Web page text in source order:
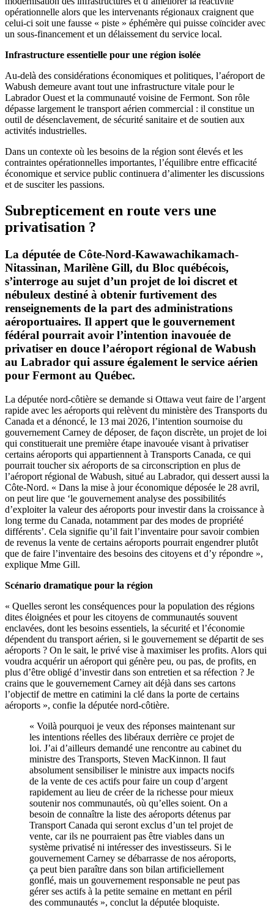
opérationnelle alors que les intervenants régionaux craignent que
celui-ci soit une fausse « piste » éphémère qui puisse coïncider avec
un sous-financement et un délaissement du service local.
Infrastructure essentielle pour une région isolée
Au-delà des considérations économiques et politiques, l’aéroport de
Wabush demeure avant tout une infrastructure vitale pour le
Labrador Ouest et la communauté voisine de Fermont. Son rôle
dépasse largement le transport aérien commercial : il constitue un
outil de désenclavement, de sécurité sanitaire et de soutien aux
activités industrielles.
Dans un contexte où les besoins de la région sont élevés et les
contraintes opérationnelles importantes, l’équilibre entre efficacité
économique et service public continuera d’alimenter les discussions
et de susciter les passions.
Subrepticement en route vers une
privatisation ?
La députée de Côte-Nord-Kawawachikamach-
Nitassinan, Marilène Gill, du Bloc québécois,
s’interroge au sujet d’un projet de loi discret et
nébuleux destiné à obtenir furtivement des
renseignements de la part des administrations
aéroportuaires. Il appert que le gouvernement
fédéral pourrait avoir l’intention inavouée de
privatiser en douce l’aéroport régional de Wabush
au Labrador qui assure également le service aérien
pour Fermont au Québec.
La députée nord-côtière se demande si Ottawa veut faire de l’argent
rapide avec les aéroports qui relèvent du ministère des Transports du
Canada et a dénoncé, le 13 mai 2026, l’intention sournoise du
gouvernement Carney de déposer, de façon discrète, un projet de loi
qui constituerait une première étape inavouée visant à privatiser
certains aéroports qui appartiennent à Transports Canada, ce qui
pourrait toucher six aéroports de sa circonscription en plus de
l’aéroport régional de Wabush, situé au Labrador, qui dessert aussi la
Côte-Nord. « Dans la mise à jour économique déposée le 28 avril,
on peut lire que ‘le gouvernement analyse des possibilités
d’exploiter la valeur des aéroports pour investir dans la croissance à
long terme du Canada, notamment par des modes de propriété
différents’. Cela signifie qu’il fait l’inventaire pour savoir combien
de revenus la vente de certains aéroports pourrait engendrer plutôt
que de faire l’inventaire des besoins des citoyens et d’y répondre »,
explique Mme Gill.
Scénario dramatique pour la région
« Quelles seront les conséquences pour la population des régions
dites éloignées et pour les citoyens de communautés souvent
enclavées, dont les besoins essentiels, la sécurité et l’économie
dépendent du transport aérien, si le gouvernement se départit de ses
aéroports ? On le sait, le privé vise à maximiser les profits. Alors qui
voudra acquérir un aéroport qui génère peu, ou pas, de profits, en
plus d’être obligé d’investir dans son entretien et sa réfection ? Je
crains que le gouvernement Carney ait déjà dans ses cartons
l’objectif de mettre en catimini la clé dans la porte de certains
aéroports », confie la députée nord-côtière.
« Voilà pourquoi je veux des réponses maintenant sur
les intentions réelles des libéraux derrière ce projet de
loi. J’ai d’ailleurs demandé une rencontre au cabinet du
ministre des Transports, Steven MacKinnon. Il faut
absolument sensibiliser le ministre aux impacts nocifs
de la vente de ces actifs pour faire un coup d’argent
rapidement au lieu de créer de la richesse pour mieux
soutenir nos communautés, où qu’elles soient. On a
besoin de connaître la liste des aéroports détenus par
Transport Canada qui seront exclus d’un tel projet de
vente, car ils ne pourraient pas être viables dans un
système privatisé ni intéresser des investisseurs. Si le
gouvernement Carney se débarrasse de nos aéroports,
ça peut bien paraître dans son bilan artificiellement
gonflé, mais un gouvernement responsable ne peut pas
gérer ses actifs à la petite semaine en mettant en péril
des communautés », conclut la députée bloquiste.